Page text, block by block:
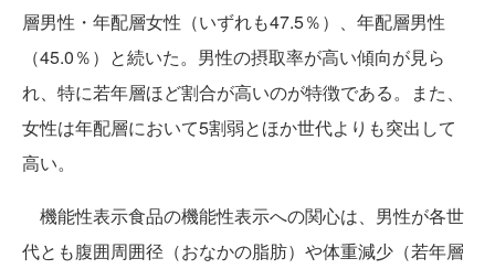
層男性・年配層女性（いずれも47.5％）、年配層男性
（45.0％）と続いた。男性の摂取率が高い傾向が見ら
れ、特に若年層ほど割合が高いのが特徴である。また、
女性は年配層において5割弱とほか世代よりも突出して
高い。
機能性表示食品の機能性表示への関心は、男性が各世
代とも腹囲周囲径（おなかの脂肪）や体重減少（若年層